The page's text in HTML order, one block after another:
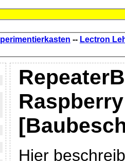
-- Lectron
Hier